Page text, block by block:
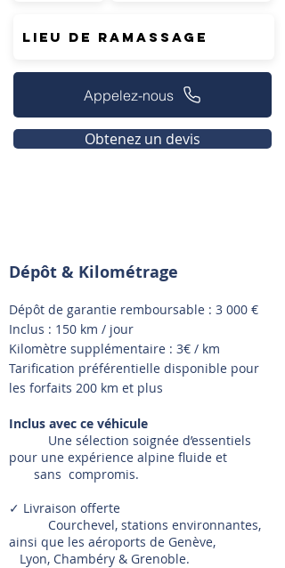
Appelez-nous
Obtenez un devis
Dépôt & Kilométrage
Dépôt de garantie remboursable : 3 000 €
Inclus : 150 km / jour
Kilomètre supplémentaire : 3€ / km
Tarification préférentielle disponible pour
les forfaits 200 km et plus
Inclus avec ce véhicule
Une sélection soignée d’essentiels
pour une expérience alpine fluide et
sans compromis.
✓ Livraison offerte
Courchevel, stations environnantes,
ainsi que les aéroports de Genève,
Lyon, Chambéry & Grenoble.